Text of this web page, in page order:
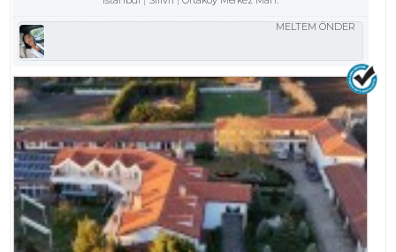
MELTEM ÖNDER